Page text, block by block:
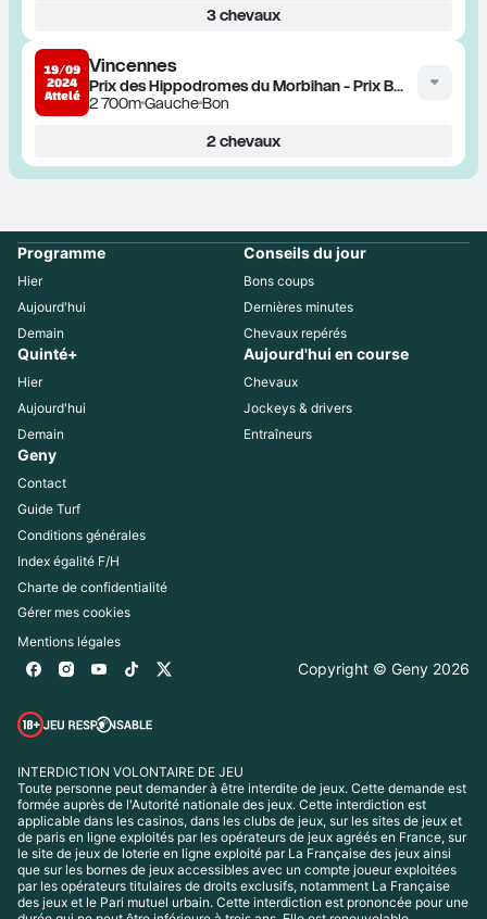
3chevaux
19/09
2024
Attelé
Vincennes
Prix des Hippodromes du Morbihan - Prix Bernard Le Quellec
2 700mGaucheBon
2chevaux
Programme
Hier
Aujourd'hui
Demain
Conseils du jour
Bons coups
Dernières minutes
Chevaux repérés
Quinté+
Hier
Aujourd'hui
Demain
Aujourd'hui en course
Chevaux
Jockeys & drivers
Entraîneurs
Geny
Contact
Guide Turf
Conditions générales
Index égalité F/H
Charte de confidentialité
Gérer mes cookies
Mentions légales
Copyright © Geny 2026
INTERDICTION VOLONTAIRE DE JEU
Toute personne peut demander à être interdite de jeux. Cette demande est
formée auprès de l'Autorité nationale des jeux. Cette interdiction est
applicable dans les casinos, dans les clubs de jeux, sur les sites de jeux et
de paris en ligne exploités par les opérateurs de jeux agréés en France, sur
le site de jeux de loterie en ligne exploité par La Française des jeux ainsi
que sur les bornes de jeux accessibles avec un compte joueur exploitées
par les opérateurs titulaires de droits exclusifs, notamment La Française
des jeux et le Pari mutuel urbain. Cette interdiction est prononcée pour une